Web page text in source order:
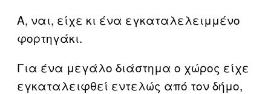
Α, ναι, είχε κι ένα εγκαταλελειμμένο
φορτηγάκι.
Για ένα μεγάλο διάστημα ο χώρος είχε
εγκαταλειφθεί εντελώς από τον δήμο,